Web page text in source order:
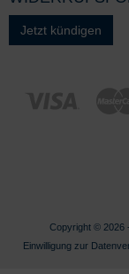
Jetzt kündigen
Copyright © 2026
Einwilligung zur